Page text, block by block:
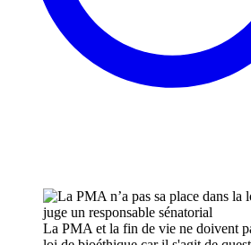
La PMA et la fin de vie ne doivent